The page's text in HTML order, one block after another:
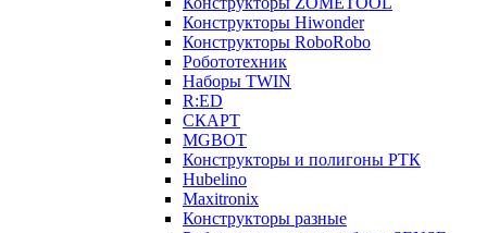
Конструкторы Hiwonder
Конструкторы RoboRobo
Робототехник
Наборы TWIN
R:ED
СКАРТ
MGBOT
Конструкторы и полигоны РТК
Hubelino
Maxitronix
Конструкторы разные